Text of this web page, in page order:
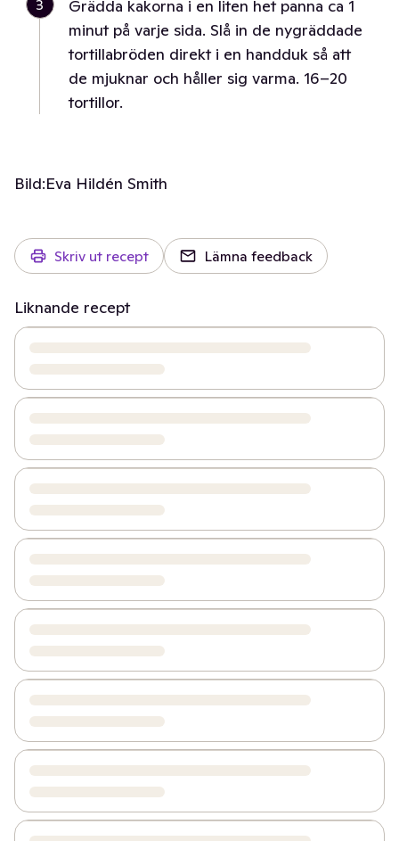
3
Grädda kakorna i en liten het panna ca 1
minut på varje sida. Slå in de nygräddade
tortillabröden direkt i en handduk så att
de mjuknar och håller sig varma. 16–20
tortillor.
Bild:Eva Hildén Smith
Skriv ut recept Lämna feedback
Liknande recept